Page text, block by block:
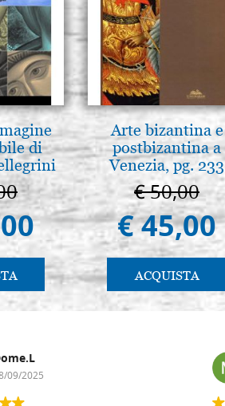
di
Arte bizantina e
postbizantina a
Venezia, pg. 233
€ 50,00
€ 45,00
ACQUISTA
09/2025